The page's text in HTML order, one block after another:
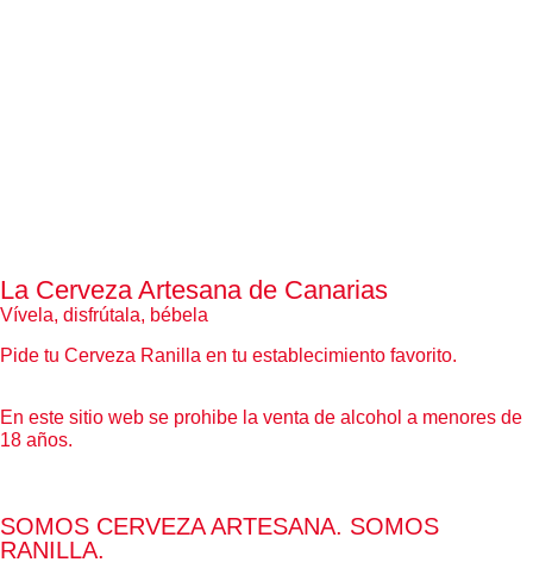
La Cerveza Artesana de Canarias
Vívela, disfrútala, bébela
Pide tu Cerveza Ranilla en tu establecimiento favorito.
En este sitio web se prohibe la venta de alcohol a menores de
18 años.
SOMOS CERVEZA ARTESANA. SOMOS
RANILLA.